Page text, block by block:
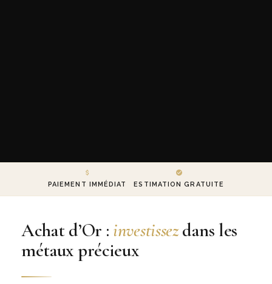
PAIEMENT IMMÉDIAT ESTIMATION GRATUITE
Achat d’Or : investissezdans les
métaux précieux